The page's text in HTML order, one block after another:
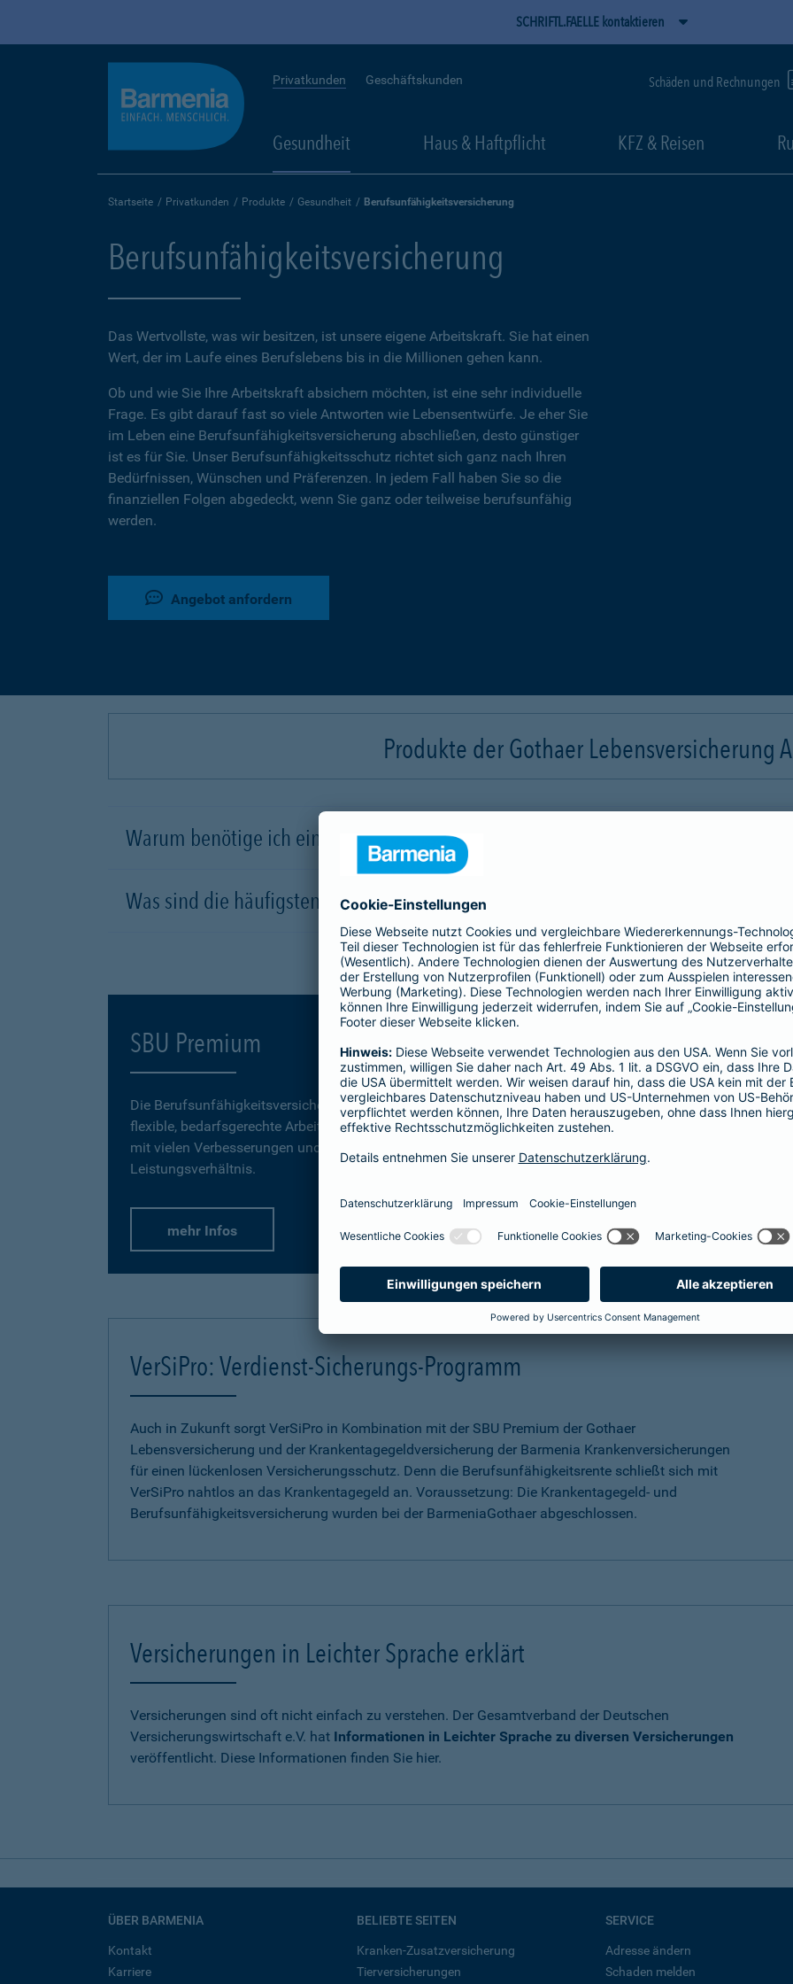
SCHRIFTL.FAELLE kontaktieren
Privatkunden Geschäftskunden Schäden und Rechnungen
Gesundheit Haus & Haftpflicht KFZ & Reisen
Startseite Privatkunden Produkte Gesundheit Berufsunfähigkeitsversicherung
Berufsunfähigkeitsversicherung
Das Wertvollste, was wir besitzen, ist unsere eigene Arbeitskraft. Sie hat einen
Wert, der im Laufe eines Berufslebens bis in die Millionen gehen kann.
Ob und wie Sie Ihre Arbeitskraft absichern möchten, ist eine sehr individuelle
Frage. Es gibt darauf fast so viele Antworten wie Lebensentwürfe. Je eher Sie
im Leben eine Berufsunfähigkeitsversicherung abschließen, desto günstiger
ist es für Sie. Unser Berufsunfähigkeitsschutz richtet sich ganz nach Ihren
Bedürfnissen, Wünschen und Präferenzen. In jedem Fall haben Sie so die
finanziellen Folgen abgedeckt, wenn Sie ganz oder teilweise berufsunfähig
werden.
Angebot anfordern
Produkte der Gothaer Lebensversicherung
Warum benötige ich eine Berufsunfähigkeitsversicherung?
Was sind die häufigsten Ursachen für eine Berufsunfähigkeit?
SBU Premium
Die BerufsunfähigkeitsversicherungSBU Premiumbietet eine
flexible, bedarfsgerechte Arbeitskraftabsicherung fürs Leben. Jetzt
mit vielen Verbesserungen und einem erstklassigen Preis-
Leistungsverhältnis.
mehr Infos
SBU Invest
Die
mehr Infos
VerSiPro: Verdienst-Sicherungs-Programm
Auch in Zukunft sorgt VerSiPro in Kombination mit der SBU Premium der Gothaer
Lebensversicherung und der Krankentagegeldversicherung der Barmenia Krankenversicherungen
für einen lückenlosen Versicherungsschutz. Denn die Berufsunfähigkeitsrente schließt sich mit
VerSiPro nahtlos an das Krankentagegeld an. Voraussetzung: Die Krankentagegeld- und
Berufsunfähigkeitsversicherung wurden bei der BarmeniaGothaer abgeschlossen.
Versicherungen in Leichter Sprache erklärt
Versicherungen sind oft nicht einfach zu verstehen. Der Gesamtverband der Deutschen
Versicherungswirtschaft e.V. hat Informationen in Leichter Sprache zu diversen Versicherungen
veröffentlicht. Diese Informationen finden Sie hier.
ÜBER BARMENIA
Kontakt
Karriere
BELIEBTE SEITEN
Kranken-Zusatzversicherung
Tierversicherungen
SERVICE
Adresse ändern
Schaden melden